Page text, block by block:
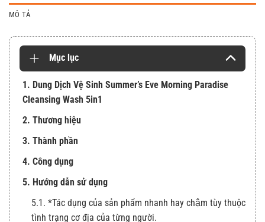
MÔ TẢ
Mục lục
1. Dung Dịch Vệ Sinh Summer’s Eve Morning Paradise
Cleansing Wash 5in1
2. Thương hiệu
3. Thành phần
4. Công dụng
5. Hướng dẫn sử dụng
5.1. *Tác dụng của sản phẩm nhanh hay chậm tùy thuộc
tình trạng cơ địa của từng người.